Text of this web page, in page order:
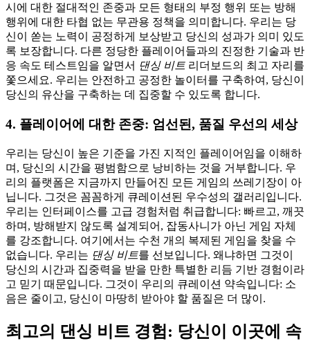
시에 대한 절대적인 존중과 모든 형태의 부정 행위 또는 방해
행위에 대한 타협 없는 무관용 정책을 의미합니다. 우리는 당
신이 쏟는 노력이 공정하게 보상받고 당신의 성과가 의미 있도
록 보장합니다. 다른 정당한 플레이어들과의 진정한 기술과 반
응 속도 테스트임을 알면서 댄싱 비트 리더보드의 최고 자리를
쫓으세요. 우리는 안전하고 공정한 놀이터를 구축하여, 당신이
당신의 유산을 구축하는 데 집중할 수 있도록 합니다.
4. 플레이어에 대한 존중: 엄선된, 품질 우선의 세상
우리는 당신이 높은 기준을 가진 지적인 플레이어임을 이해하
며, 당신의 시간을 평범함으로 낭비하는 것을 거부합니다. 우
리의 플랫폼은 지금까지 만들어진 모든 게임의 쓰레기장이 아
닙니다. 그것은 꼼꼼하게 큐레이션된 우수성의 갤러리입니다.
우리는 인터페이스를 고급 경험처럼 취급합니다: 빠르고, 깨끗
하며, 방해받지 않도록 설계되어, 잡동사니가 아닌 게임 자체
를 강조합니다. 여기에서는 수천 개의 복제된 게임을 찾을 수
없습니다. 우리는 댄싱 비트를 선보입니다. 왜냐하면 그것이
당신의 시간과 집중력을 받을 만한 특별한 리듬 기반 경험이라
고 믿기 때문입니다. 그것이 우리의 큐레이션 약속입니다: 소
음은 줄이고, 당신이 마땅히 받아야 할 품질은 더 많이.
최고의 댄싱 비트 경험: 당신이 이곳에 속